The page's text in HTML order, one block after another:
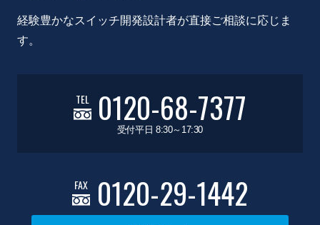
経験豊かなスイッチ開発設計者が直接ご相談に応じま
す。
TEL 0120-68-7377
受付平日 8:30～17:30
FAX 0120-29-1442